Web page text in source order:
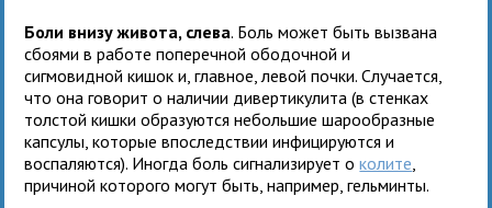
Боли внизу живота, слева. Боль может быть вызвана
сбоями в работе поперечной ободочной и
сигмовидной кишок и, главное, левой почки. Случается,
что она говорит о наличии дивертикулита (в стенках
толстой кишки образуются небольшие шарообразные
капсулы, которые впоследствии инфицируются и
воспаляются). Иногда боль сигнализирует околите
причиной которого могут быть, например, гельминты.